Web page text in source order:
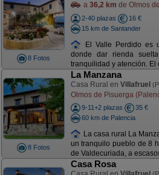
8 Fotos
a 36,2 km de Olmos
2-40 plazas
16 €
15 km de Santander
El Valle Perdido es
donde dar rienda
tranquilidad y atención. El
8 Fotos
La Manzana
Casa Rural en Villafruel
Olmos de Pisuerga
9-11+2 plazas
35 €
60 km de Palencia
La casa rural La
un tranquilo pueblo de 8
de Valdecuriada, a
Casa Rosa